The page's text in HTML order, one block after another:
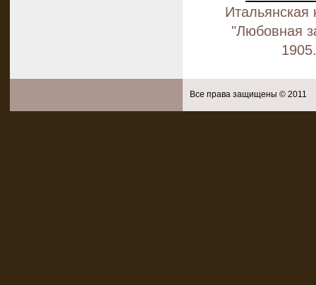
Итальянская
"Любовная
1905.
Все права защищены © 2011